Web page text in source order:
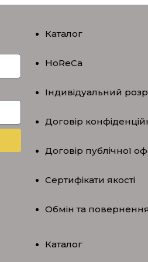
Каталог
HoReCa
Індивідуальний
Договір
Договір публічної
Сертифікати якості
Обмін та повернення
Каталог